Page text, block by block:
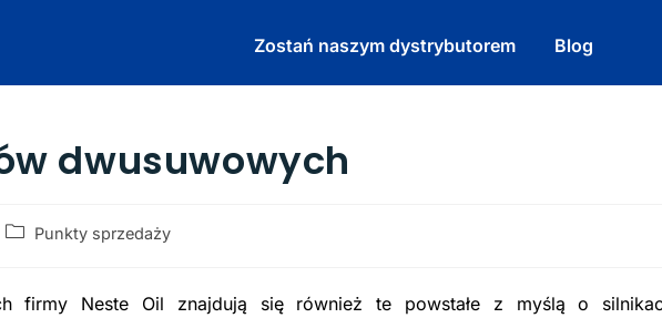
Zostań naszym dystrybutorem Blog
dwusuwowych
Punkty sprzedaży
firmy Neste Oil znajdują się również te powstałe z myślą o